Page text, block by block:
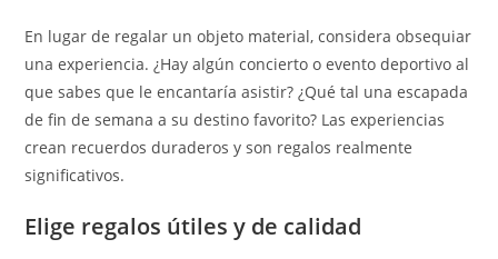
En lugar de regalar un objeto material, considera obsequiar
una experiencia. ¿Hay algún concierto o evento deportivo al
que sabes que le encantaría asistir? ¿Qué tal una escapada
de fin de semana a su destino favorito? Las experiencias
crean recuerdos duraderos y son regalos realmente
significativos.
Elige regalos útiles y de calidad